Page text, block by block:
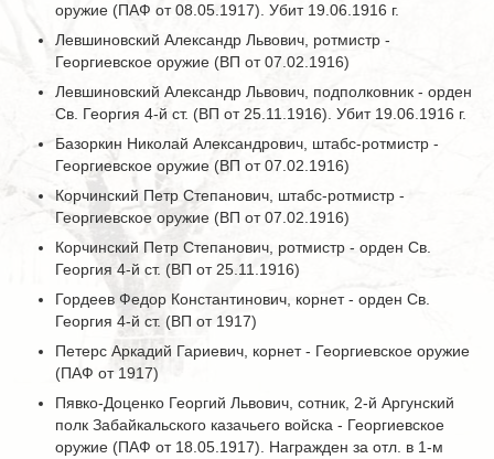
оружие (ПАФ от 08.05.1917). Убит 19.06.1916 г.
Левшиновский Александр Львович, ротмистр -
Георгиевское оружие (ВП от 07.02.1916)
Левшиновский Александр Львович, подполковник - орден
Св. Георгия 4-й ст. (ВП от 25.11.1916). Убит 19.06.1916 г.
Базоркин Николай Александрович, штабс-ротмистр -
Георгиевское оружие (ВП от 07.02.1916)
Корчинский Петр Степанович, штабс-ротмистр -
Георгиевское оружие (ВП от 07.02.1916)
Корчинский Петр Степанович, ротмистр - орден Св.
Георгия 4-й ст. (ВП от 25.11.1916)
Гордеев Федор Константинович, корнет - орден Св.
Георгия 4-й ст. (ВП от 1917)
Петерс Аркадий Гариевич, корнет - Георгиевское оружие
(ПАФ от 1917)
Пявко-Доценко Георгий Львович, сотник, 2-й Аргунский
полк Забайкальского казачьего войска - Георгиевское
оружие (ПАФ от 18.05.1917). Награжден за отл. в 1-м